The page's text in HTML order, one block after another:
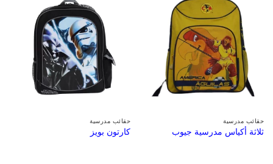
حقائب مدرسية
ثلاثة أكياس مدرسية جيوب
حقائب مدرسية
كارتون بويز